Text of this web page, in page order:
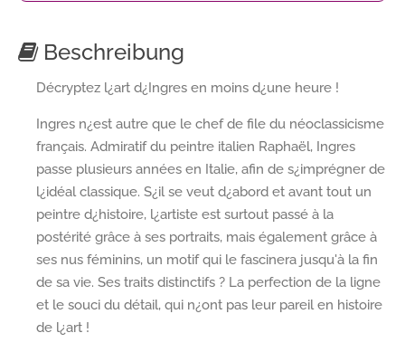
Beschreibung
Décryptez l¿art d¿Ingres en moins d¿une heure !
Ingres n¿est autre que le chef de file du néoclassicisme
français. Admiratif du peintre italien Raphaël, Ingres
passe plusieurs années en Italie, afin de s¿imprégner de
l¿idéal classique. S¿il se veut d¿abord et avant tout un
peintre d¿histoire, l¿artiste est surtout passé à la
postérité grâce à ses portraits, mais également grâce à
ses nus féminins, un motif qui le fascinera jusqu'à la fin
de sa vie. Ses traits distinctifs ? La perfection de la ligne
et le souci du détail, qui n¿ont pas leur pareil en histoire
de l¿art !